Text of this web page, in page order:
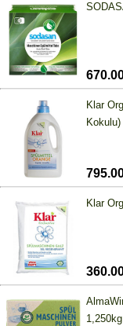
Klar
Klar
1,250kg